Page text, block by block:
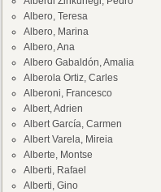
Albero, Teresa
Albero, Marina
Albero, Ana
Albero Gabaldón, Amalia
Alberola Ortiz, Carles
Alberoni, Francesco
Albert, Adrien
Albert García, Carmen
Albert Varela, Mireia
Alberte, Montse
Alberti, Rafael
Alberti, Gino